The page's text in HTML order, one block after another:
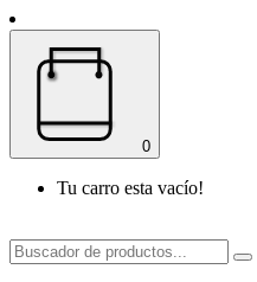
0
Tu carro esta vacío!